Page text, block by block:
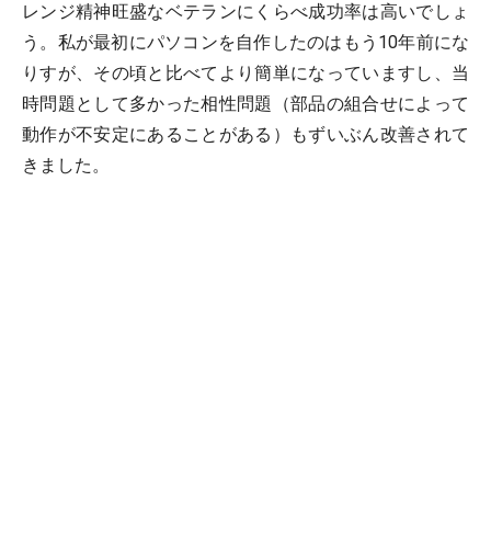
レンジ精神旺盛なベテランにくらべ成功率は高いでしょ
う。私が最初にパソコンを自作したのはもう10年前にな
りすが、その頃と比べてより簡単になっていますし、当
時問題として多かった相性問題（部品の組合せによって
動作が不安定にあることがある）もずいぶん改善されて
きました。